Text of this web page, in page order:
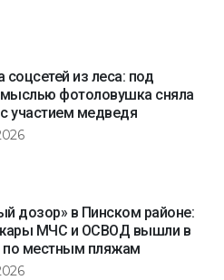
соцсетей из леса: под
фотоловушка сняла
участием медведя
дозор» в Пинском районе:
МЧС и ОСВОД вышли в
местным пляжам